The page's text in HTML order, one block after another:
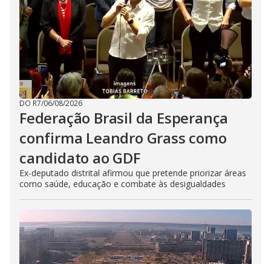
DO R7/06/08/2026
Federação Brasil da Esperança
confirma Leandro Grass como
candidato ao GDF
Ex-deputado distrital afirmou que pretende priorizar áreas
como saúde, educação e combate às desigualdades